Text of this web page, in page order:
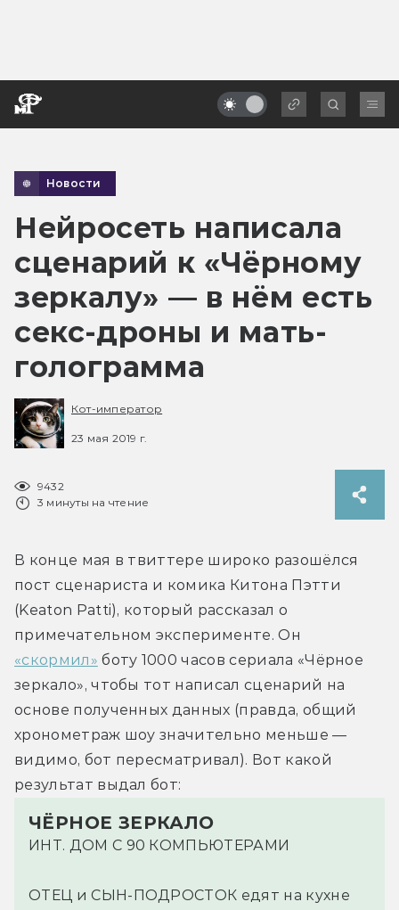
Новости
Нейросеть написала
сценарий к «Чёрному
зеркалу» — в нём есть
секс-дроны и мать-
голограмма
Кот-император
23 мая 2019 г.
9432
3 минуты на чтение
В конце мая в твиттере широко разошёлся
пост сценариста и комика Китона Пэтти
(Keaton Patti), который рассказал о
«скормил» боту 1000 часов сериала «Чёрное
зеркало», чтобы тот написал сценарий на
основе полученных данных (правда, общий
хронометраж шоу значительно меньше —
видимо, бот пересматривал). Вот какой
результат выдал бот:
ЧЁРНОЕ ЗЕРКАЛО
ИНТ. ДОМ С 90 КОМПЬЮТЕРАМИ
ОТЕЦ и СЫН-ПОДРОСТОК едят на кухне